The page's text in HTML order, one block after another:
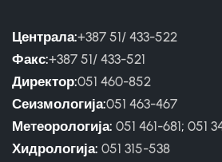
Централа:+387 51/ 433-522
Факс:+387 51/ 433-521
Директор:051 460-852
Сеизмологија:051 463-467
Метеорологија: 051 461-681; 051
Хидрологија: 051 315-538